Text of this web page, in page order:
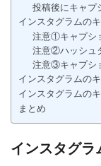
投稿後にキャプ
インスタグラムの
注意①キャプシ
注意②ハッシュ
注意③キャプシ
インスタグラムの
インスタグラムの
まとめ
インスタグラ